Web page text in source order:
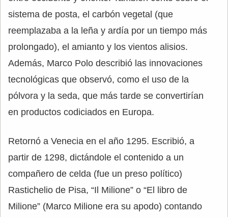
sistema de posta, el carbón vegetal (que
reemplazaba a la leña y ardía por un tiempo más
prolongado), el amianto y los vientos alisios.
Además, Marco Polo describió las innovaciones
tecnológicas que observó, como el uso de la
pólvora y la seda, que más tarde se convertirían
en productos codiciados en Europa.
Retornó a Venecia en el año 1295. Escribió, a
partir de 1298, dictándole el contenido a un
compañero de celda (fue un preso político)
Rastichelio de Pisa, “Il Milione” o “El libro de
Milione” (Marco Milione era su apodo) contando